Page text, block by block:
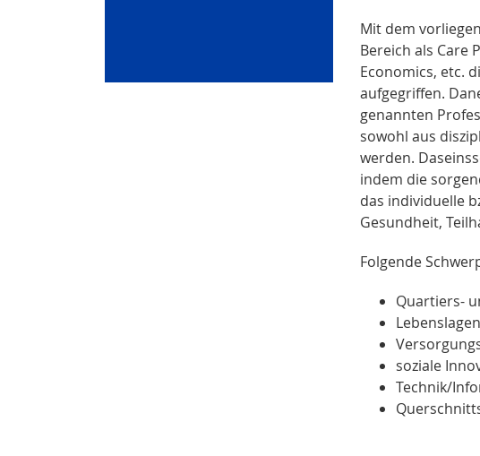
Mit dem
Bereich als Care
Economics, etc.
aufgegriffen.
genannten
sowohl aus
werden.
indem die
das individuelle
Gesundheit,
Folgende
Quartiers-
soziale
Technik/